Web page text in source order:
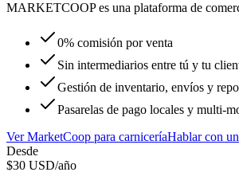
MARKETCOOP es una plataforma de
0% comisión por venta
Sin intermediarios entre tú y tu
Gestión de inventario, envíos y
Pasarelas de pago locales y multi-
VerMarketCoop para carniceríaHablar con
Desde
$30 USD/año